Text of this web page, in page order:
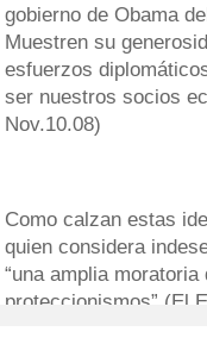
gobierno de Obama
Muestren su
esfuerzos
ser nuestros socios
Nov.10.08)
Como calzan estas
quien considera
“una amplia
proteccionismos” (El